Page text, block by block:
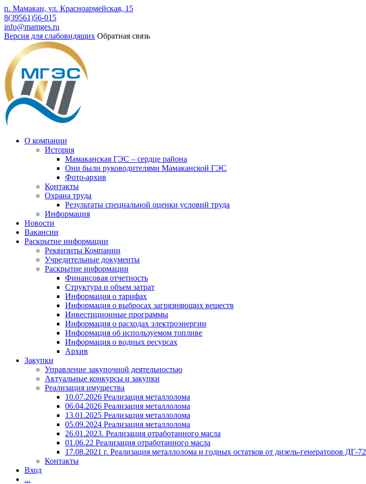
п. Мамакан, ул. Красноармейская, 15
8(39561)56-015
info@mamges.ru
Версия для слабовидящих Обратная связь
О компании
История
Мамаканская ГЭС – сердце района
Они были руководителями Мамаканской ГЭС
Фото-архив
Контакты
Охрана труда
Результаты специальной оценки условий труда
Информация
Новости
Вакансии
Раскрытие информации
Реквизиты Компании
Учредительные документы
Раскрытие информации
Финансовая отчетность
Структура и объем затрат
Информация о тарифах
Информация о выбросах загрязняющих веществ
Инвестиционные программы
Информация о расходах электроэнергии
Информация об используемом топливе
Информация о водных ресурсах
Архив
Закупки
Управление закупочной деятельностью
Актуальные конкурсы и закупки
Реализация имущества
10.07.2026 Реализация металлолома
06.04.2026 Реализация металлолома
13.01.2025 Реализация металлолома
05.09.2024 Реализация металлолома
26.01.2023. Реализация отработанного масла
01.06.22 Реализация отработанного масла
17.08.2021 г. Реализация металлолома и годных остатков от дизель-генераторов ДГ-72
Контакты
Вход
...